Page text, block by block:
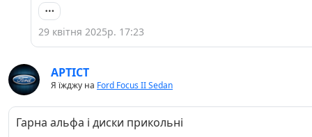
29 квітня 2025р. 17:23
APTICT
Я їжджу на Ford Focus II Sedan
Гарна альфа і диски прикольні